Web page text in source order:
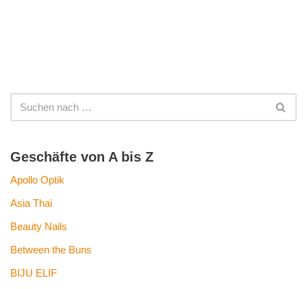
Geschäfte von A bis Z
Apollo Optik
Asia Thai
Beauty Nails
Between the Buns
BIJU ELIF